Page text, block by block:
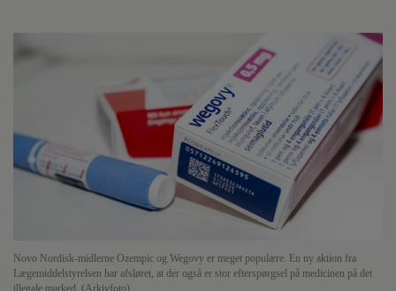
Novo Nordisk-midlerne Ozempic og Wegovy er meget populære. En ny aktion fra
Lægemiddelstyrelsen har afsløret, at der også er stor efterspørgsel på medicinen på det
illegale marked. (Arkivfoto).